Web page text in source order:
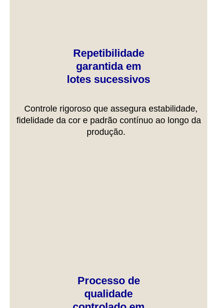
Repetibilidade
garantida em
lotes sucessivos
Controle rigoroso que assegura estabilidade,
fidelidade da cor e padrão contínuo ao longo da
produção.
Processo de
qualidade